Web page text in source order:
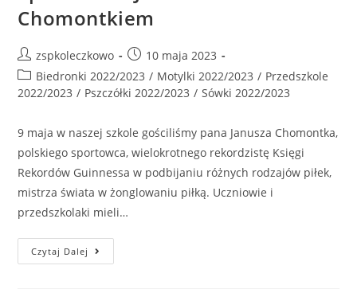
Chomontkiem
zspkoleczkowo
10 maja 2023
Biedronki 2022/2023 / Motylki 2022/2023 / Przedszkole
2022/2023 / Pszczółki 2022/2023 / Sówki 2022/2023
9 maja w naszej szkole gościliśmy pana Janusza Chomontka,
polskiego sportowca, wielokrotnego rekordzistę Księgi
Rekordów Guinnessa w podbijaniu różnych rodzajów piłek,
mistrza świata w żonglowaniu piłką. Uczniowie i
przedszkolaki mieli…
Czytaj Dalej